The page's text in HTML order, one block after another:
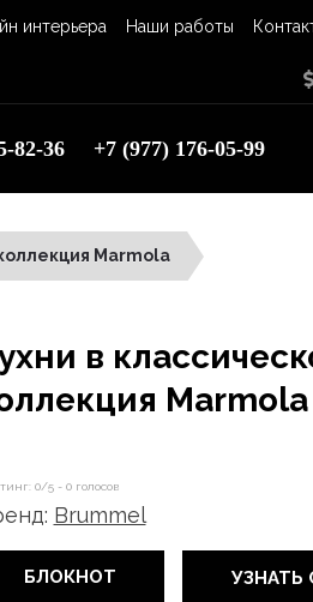
интерьера Наши работы
82-36 +7 (977) 176-05-99
Marmola
в
Marmola
0/5 - 0голосов
Brummel
БЛОКНОТ